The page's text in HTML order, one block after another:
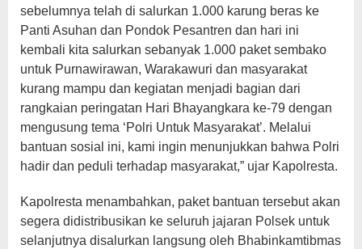
sebelumnya telah di salurkan 1.000 karung beras ke
Panti Asuhan dan Pondok Pesantren dan hari ini
kembali kita salurkan sebanyak 1.000 paket sembako
untuk Purnawirawan, Warakawuri dan masyarakat
kurang mampu dan kegiatan menjadi bagian dari
rangkaian peringatan Hari Bhayangkara ke-79 dengan
mengusung tema ‘Polri Untuk Masyarakat’. Melalui
bantuan sosial ini, kami ingin menunjukkan bahwa Polri
hadir dan peduli terhadap masyarakat,” ujar Kapolresta.
Kapolresta menambahkan, paket bantuan tersebut akan
segera didistribusikan ke seluruh jajaran Polsek untuk
selanjutnya disalurkan langsung oleh Bhabinkamtibmas